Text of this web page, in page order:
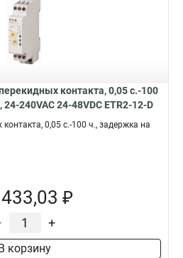
контакта, 0,05 с.-100
240VAC 24-48VDC ETR2-12-D
0,05 с.-100 ч., задержка на
₽
+
корзину